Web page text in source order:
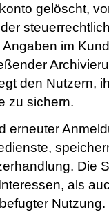
gelöscht,
im
den Nutzern,
zu sichern.
erneuter
Die
als